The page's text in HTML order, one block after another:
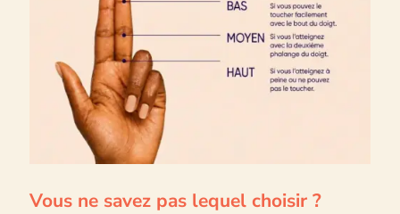
Vous ne savez pas lequel choisir ?